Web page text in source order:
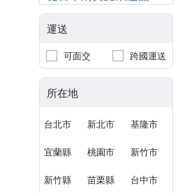
運送
可面交 跨國運送
所在地
台北市 新北市 基隆市
宜蘭縣 桃園市 新竹市
新竹縣 苗栗縣 台中市